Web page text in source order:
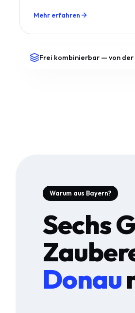
Mehr erfahren
Frei kombinierbar — von der
Warum aus Bayern?
Sechs
Donau